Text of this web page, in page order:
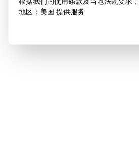
地区：美国 提供服务